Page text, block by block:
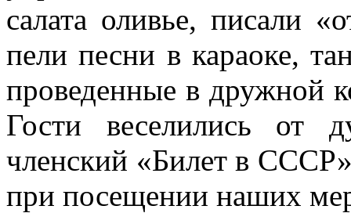
салата оливье, писали
пели песни в караоке,
проведенные в дружной
Гости веселились от
членский «Билет в
при посещении наших